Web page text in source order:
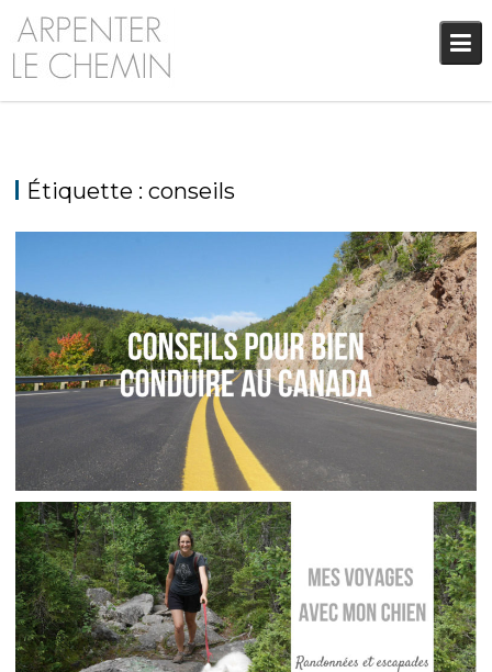
Skip
content
Étiquette :conseils
CANADA // CONSEILS POUR CONDUIRE AU
CANADA
Audrey Amérique du Nord Amériques,
Blog,Réflexions